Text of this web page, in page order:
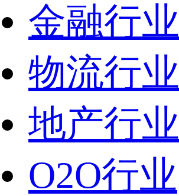
金融行业
物流行业
地产行业
O2O行业